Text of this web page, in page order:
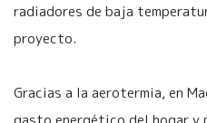
radiadores de baja
proyecto.
Gracias a la aerotermia, en